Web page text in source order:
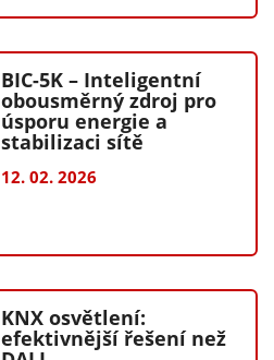
BIC-5K – Inteligentní
obousměrný zdroj pro
úsporu energie a
stabilizaci sítě
12. 02. 2026
KNX osvětlení:
efektivnější řešení než